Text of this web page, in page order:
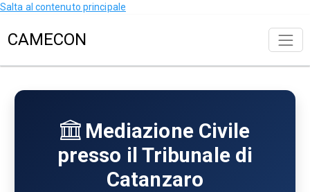
Salta al contenuto principale
CAMECON
Mediazione Civile
presso il Tribunale di
Catanzaro